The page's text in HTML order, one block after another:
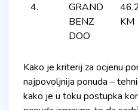
4.
GRAND
BENZ
DOO
KM
Kako je kriterij za ocjenu
najpovoljnija ponuda –
kako je u toku postupka